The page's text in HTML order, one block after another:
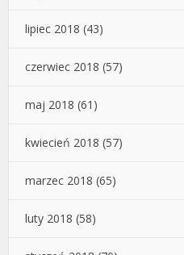
lipiec 2018 (43)
czerwiec 2018 (57)
maj 2018 (61)
kwiecień 2018 (57)
marzec 2018 (65)
luty 2018 (58)